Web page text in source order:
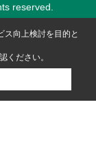
reserved.
ス向上検討を目的と
ください。